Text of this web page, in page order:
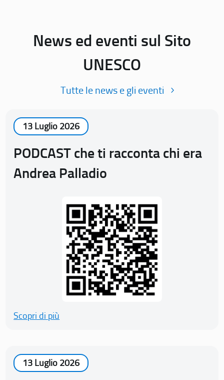
News ed eventi sul Sito
UNESCO
Tutte le news e gli eventi
13 Luglio 2026
PODCAST che ti racconta chi era
Andrea Palladio
Scopri di più
13 Luglio 2026